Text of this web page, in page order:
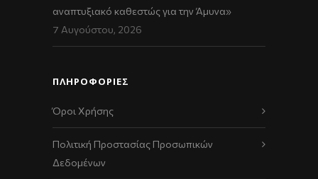
αναπτυξιακό καθεστώς για την Άμυνα»
7 Αυγούστου, 2026
ΠΛΗΡΟΦΟΡΙΕΣ
Όροι Χρήσης
Πολιτική Προστασίας Προσωπικών
Δεδομένων